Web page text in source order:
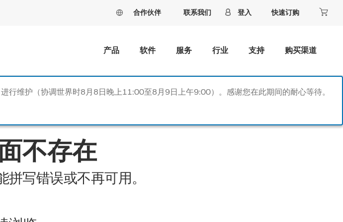
合作伙伴 联系我们 登入 快速订购
产品 软件 服务 行业 支持 购买渠道
维护（协调世界时8月8日晚上11:00至8月9日上午9:00）。感谢您在此期间的耐心等待。
不存在
写错误或不再可用。